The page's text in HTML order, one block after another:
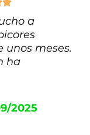

a
meses.
ha
2025